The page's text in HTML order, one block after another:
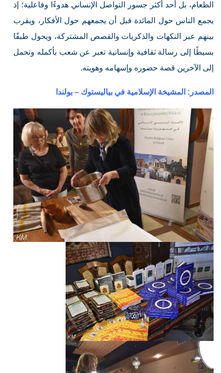
الطعام، بل أحد أكثر جسور التواصل الإنساني هدوءًا وفاعلية؛ إذ
يجمع الناس حول المائدة قبل أن يجمعهم حول الأفكار، ويقرب
بينهم عبر النكهات والذكريات والقصص المشتركة، ويحول طبقًا
بسيطًا إلى رسالة ثقافية وإنسانية تعبر عن شعب بأكمله وتحمل
إلى الآخرين قصة حضوره وإسهامه وهويته.
المصدر: المشيخة الإسلامية في بياليستوك – بولندا